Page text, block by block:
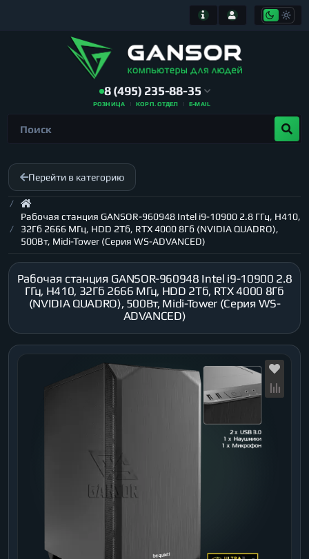
8 (495) 235-88-35
РОЗНИЦА КОРП. ОТДЕЛ E-MAIL
Перейти в категорию
Рабочая станция GANSOR-960948 Intel i9-10900 2.8 ГГц, H410,
32Гб 2666 МГц, HDD 2Тб, RTX 4000 8Гб (NVIDIA QUADRO),
500Вт, Midi-Tower (Серия WS-ADVANCED)
Рабочая станция GANSOR-960948 Intel i9-10900 2.8
ГГц, H410, 32Гб 2666 МГц, HDD 2Тб, RTX 4000 8Гб
(NVIDIA QUADRO), 500Вт, Midi-Tower (Серия WS-
ADVANCED)